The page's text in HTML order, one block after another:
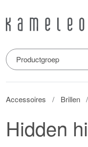
Productgroep
Accessoires Brillen
Hidden